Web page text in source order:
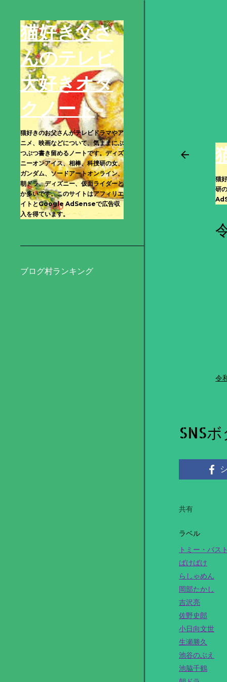
猫
研
令
SNS
共有
ラベル
トミー・バス
ばけばけ
らしゃめん
岡部たかし
吉沢亮
佐野史郎
小日向文世
生瀬勝久
池谷のぶえ
池脇千鶴
猫好き父さ
んのテレビ
大好きオタ
クノート
猫好きのお父さんがテレビドラマやア
ニメ、映画などについて、気ままにぶ
つぶつ書き留めるノートです。ディズ
ニーオンアイス、相棒、科捜研の女、
ガンダム、ソードアートオンライン、
朝ドラ、ディズニー、仮面ライダーと
か多いです。このサイトはアフィリエ
イトとGoogle AdSenseで広告収
入を得ています。
ブログ村ランキング